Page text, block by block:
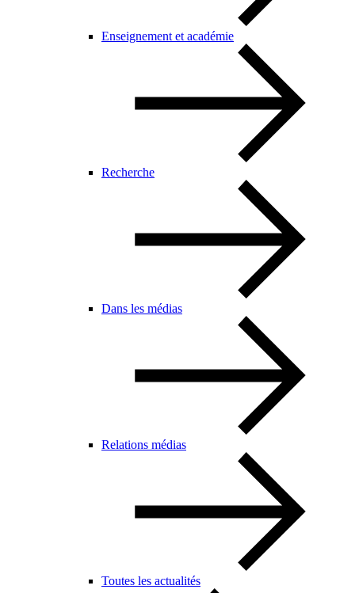
Enseignement et académie
Recherche
Dans les médias
Relations médias
Toutes les actualités